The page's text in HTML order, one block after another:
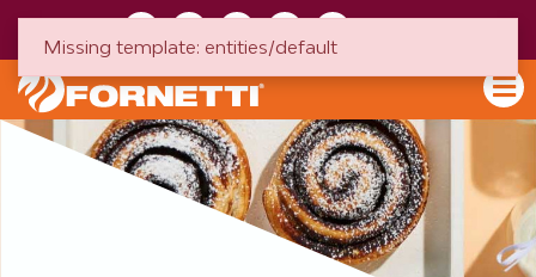
Missing template: entities/default